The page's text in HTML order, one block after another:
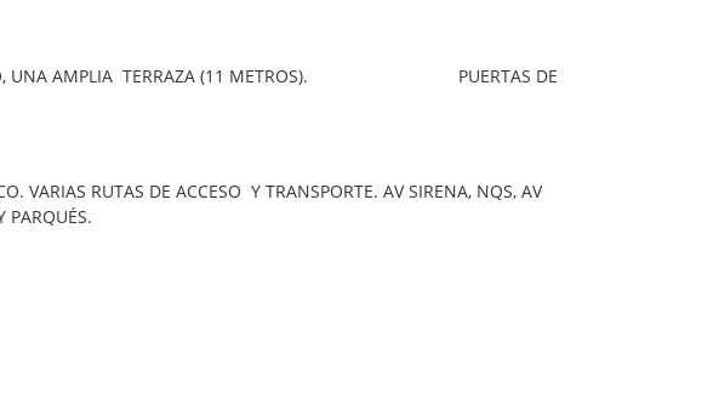
UNA AMPLIA TERRAZA (11 METROS). PUERTAS DE
VARIAS RUTAS DE ACCESO Y TRANSPORTE. AV SIRENA, NQS, AV
PARQUÉS.